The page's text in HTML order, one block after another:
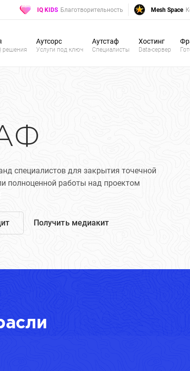
IQ KIDS Благотворительность Mesh Space
решения
Аутсорс
Услуги под ключ
Аутстаф
Специалисты
Хостинг
Data-сервер
специалистов для закрытия точечной
полноценной работы над проектом
Получить медиакит